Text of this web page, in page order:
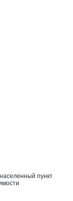
пункт